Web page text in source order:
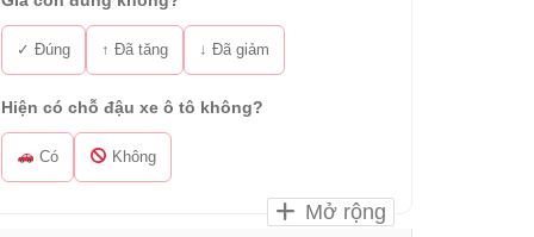
✓ Đúng ↑ Đã tăng ↓ Đã giảm
Hiện có chỗ đậu xe ô tô không?
Có Không
Mở rộng